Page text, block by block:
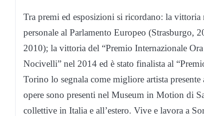
Tra premi ed esposizioni si ricordano: la
personale al Parlamento Europeo (Strasburgo,
2010); la vittoria del “Premio Internazionale
Nocivelli” nel 2014 ed è stato finalista al
Torino lo segnala come migliore artista
opere sono presenti nel Museum in Motion di
collettive in Italia e all’estero. Vive e lavora a